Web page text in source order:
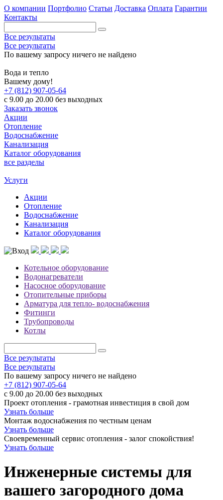
О компании Портфолио Статьи Доставка Оплата Гарантии
Контакты
Все результаты
Все результаты
По вашему запросу ничего не найдено
Вода и тепло
Вашему дому!
+7 (812) 907-05-64
с 9.00 до 20.00 без выходных
Заказать звонок
Акции
Отопление
Водоснабжение
Канализация
Каталог оборудования
все разделы
Услуги
Акции
Отопление
Водоснабжение
Канализация
Каталог оборудования
Котельное оборудование
Водонагреватели
Насосное оборудование
Отопительные приборы
Арматура для тепло- водоснабжения
Фитинги
Трубопроводы
Котлы
Все результаты
Все результаты
По вашему запросу ничего не найдено
+7 (812) 907-05-64
с 9.00 до 20.00 без выходных
Проект отопления - грамотная инвестиция в свой дом
Узнать больше
Монтаж водоснабжения по честным ценам
Узнать больше
Своевременный сервис отопления - залог спокойствия!
Узнать больше
Инженерные системы для
вашего загородного дома